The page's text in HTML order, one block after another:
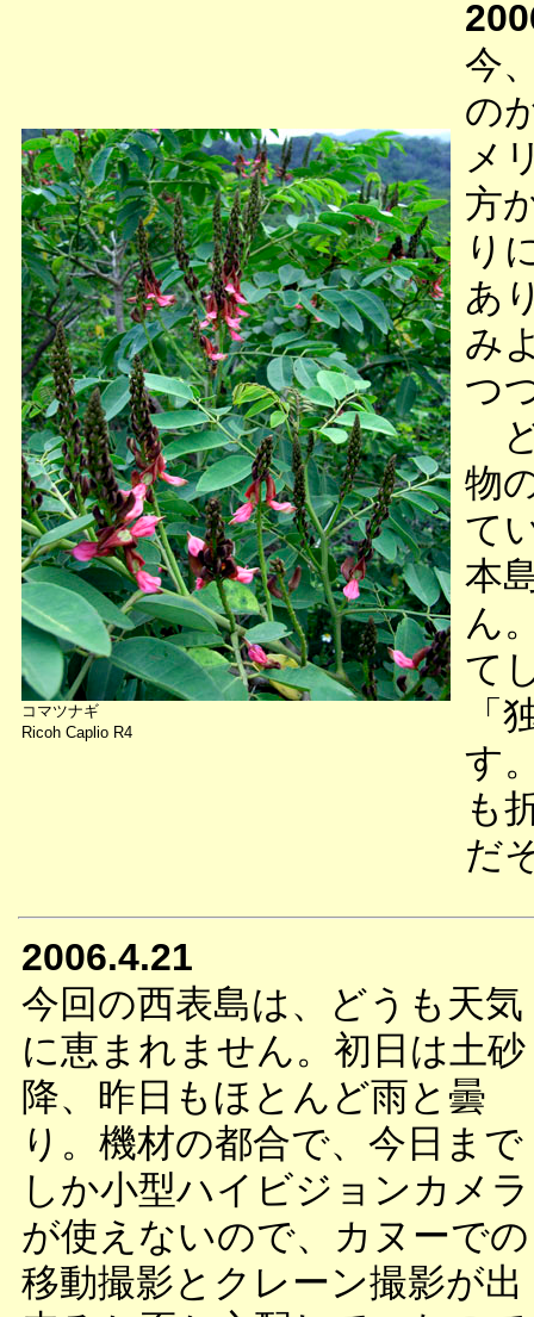
コマツナギ
Ricoh Caplio R4
今
の
メ
方
り
あ
み
つ
物
て
本
ん
て
「
す
も
だ
2006.4.21
今回の西表島は、どうも天気
に恵まれません。初日は土砂
降、昨日もほとんど雨と曇
り。機材の都合で、今日まで
しか小型ハイビジョンカメラ
が使えないので、カヌーでの
移動撮影とクレーン撮影が出